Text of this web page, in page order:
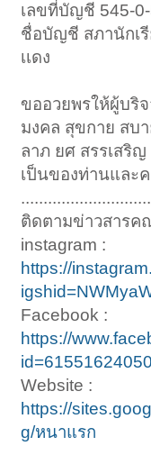
เลขที่บัญชี 545-
ชื่อบัญชี สภานักเรี
เเดง
ขออวยพรให้ผู้บริ
มงคล สุขกาย สบ
ลาภ ยศ สรรเสริ
เป็นของท่านและ
ติดตามข่าวสารค
instagram :
https://
Facebook :
https://
Website :
https://
g/หนาแรก